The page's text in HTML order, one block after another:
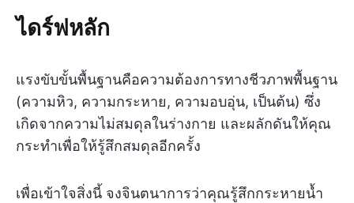
ไดร์ฟหลัก
แรงขับขั้นพื้นฐานคือความต้องการทางชีวภาพพื้นฐาน
(ความหิว, ความกระหาย, ความอบอุ่น, เป็นต้น) ซึ่ง
เกิดจากความไม่สมดุลในร่างกาย และผลักดันให้คุณ
กระทำเพื่อให้รู้สึกสมดุลอีกครั้ง
เพื่อเข้าใจสิ่งนี้ จงจินตนาการว่าคุณรู้สึกกระหายน้ำ